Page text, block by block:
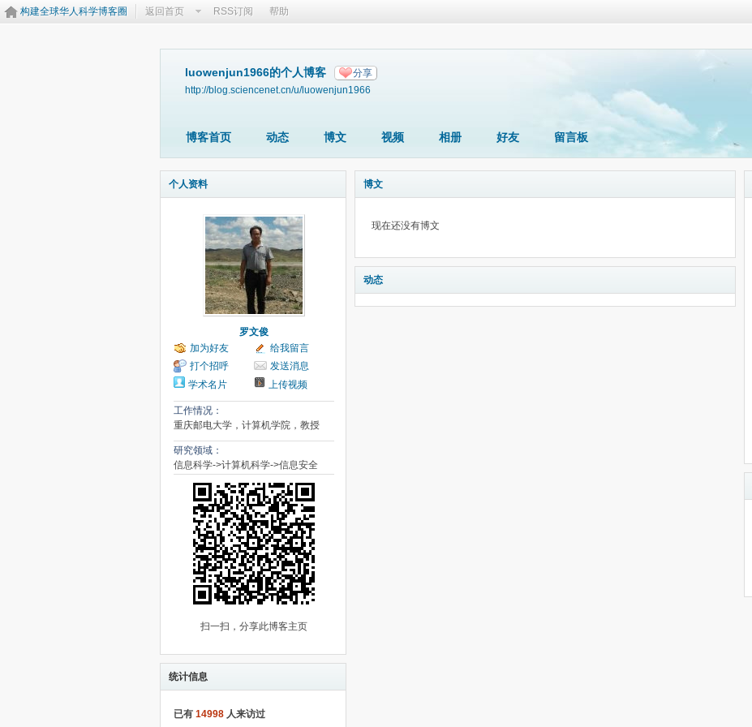
构建全球华人科学博客圈 返回首页 RSS订阅 帮助
luowenjun1966的个人博客 分享
http://blog.sciencenet.cn/u/luowenjun1966
博客首页 动态 博文 视频 相册 好友 留言板
个人资料
罗文俊
加为好友
给我留言
打个招呼
发送消息
学术名片
上传视频
工作情况：
重庆邮电大学，计算机学院，教授
研究领域：
信息科学->计算机科学->信息安全
扫一扫，分享此博客主页
统计信息
已有 14998 人来访过
博文
现在还没有博文
动态